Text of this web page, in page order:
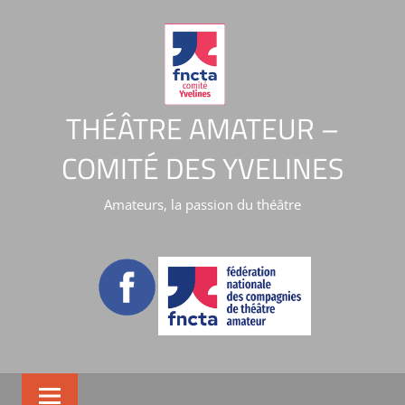
THÉÂTRE AMATEUR –
COMITÉ DES YVELINES
Amateurs, la passion du théâtre